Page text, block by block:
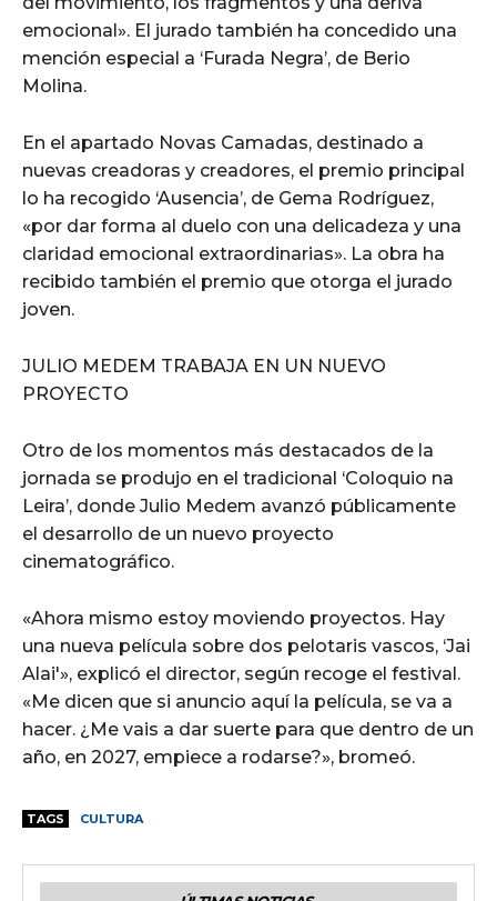
emocional». El jurado también ha concedido una
mención especial a ‘Furada Negra’, de Berio
Molina.
En el apartado Novas Camadas, destinado a
nuevas creadoras y creadores, el premio principal
lo ha recogido ‘Ausencia’, de Gema Rodríguez,
«por dar forma al duelo con una delicadeza y una
claridad emocional extraordinarias». La obra ha
recibido también el premio que otorga el jurado
joven.
JULIO MEDEM TRABAJA EN UN NUEVO
PROYECTO
Otro de los momentos más destacados de la
jornada se produjo en el tradicional ‘Coloquio na
Leira’, donde Julio Medem avanzó públicamente
el desarrollo de un nuevo proyecto
cinematográfico.
«Ahora mismo estoy moviendo proyectos. Hay
una nueva película sobre dos pelotaris vascos, ‘Jai
Alai'», explicó el director, según recoge el festival.
«Me dicen que si anuncio aquí la película, se va a
hacer. ¿Me vais a dar suerte para que dentro de un
año, en 2027, empiece a rodarse?», bromeó.
TAGS CULTURA